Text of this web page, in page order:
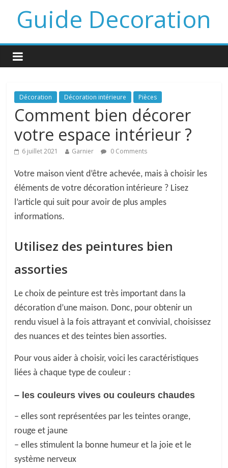
Guide Decoration
Décoration Décoration intérieure Pièces
Comment bien décorer
votre espace intérieur ?
6 juillet 2021 Garnier 0 Comments
Votre maison vient d’être achevée, mais à choisir les
éléments de votre décoration intérieure ? Lisez
l’article qui suit pour avoir de plus amples
informations.
Utilisez des peintures bien
assorties
Le choix de peinture est très important dans la
décoration d’une maison. Donc, pour obtenir un
rendu visuel à la fois attrayant et convivial, choisissez
des nuances et des teintes bien assorties.
Pour vous aider à choisir, voici les caractéristiques
liées à chaque type de couleur :
– lescouleurs vives ou couleurs chaudes
– elles sont représentées par les teintes orange,
rouge et jaune
– elles stimulent la bonne humeur et la joie et le
système nerveux